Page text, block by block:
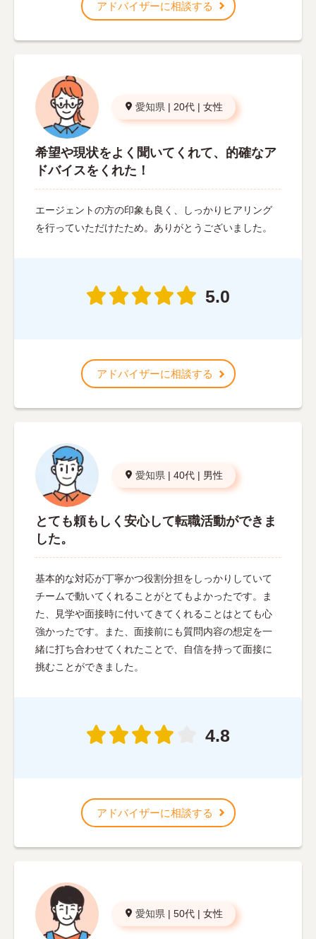
アドバイザーに相談する
愛知県 | 20代 | 女性
希望や現状をよく聞いてくれて、的確なア
ドバイスをくれた！
エージェントの方の印象も良く、しっかりヒアリング
を行っていただけたため。ありがとうございました。
5.0
アドバイザーに相談する
愛知県 | 40代 | 男性
とても頼もしく安心して転職活動ができま
した。
基本的な対応が丁寧かつ役割分担をしっかりしていて
チームで動いてくれることがとてもよかったです。ま
た、見学や面接時に付いてきてくれることはとても心
強かったです。また、面接前にも質問内容の想定を一
緒に打ち合わせてくれたことで、自信を持って面接に
挑むことができました。
4.8
アドバイザーに相談する
愛知県 | 50代 | 女性